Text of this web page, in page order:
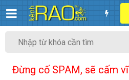
Đừng cố SPAM, sẽ cấm